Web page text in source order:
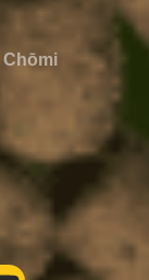
Chōmi